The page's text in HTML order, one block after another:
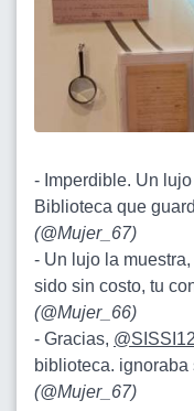
- Imperdible. Un
Biblioteca que
(@Mujer_67)
- Un lujo la
sido sin costo, tu
(@Mujer_66)
- Gracias, @SISSI12
biblioteca.
(@Mujer_67)